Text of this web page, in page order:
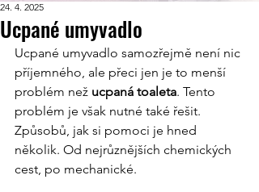
Ucpané umyvadlo
24. 4. 2025
Ucpané umyvadlo samozřejmě není nic
příjemného, ale přeci jen je to menší
problém než ucpaná toaleta. Tento
problém je však nutné také řešit.
Způsobů, jak si pomoci je hned
několik. Od nejrůznějších chemických
cest, po mechanické.